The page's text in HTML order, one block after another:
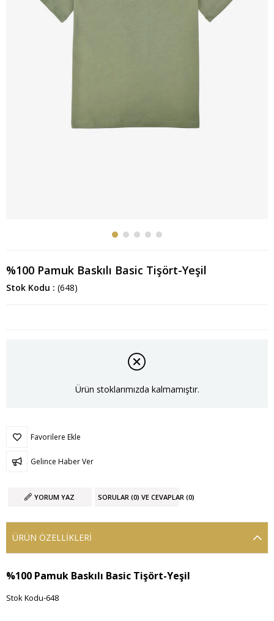
%100 Pamuk Baskılı Basic Tişört-Yeşil
Stok Kodu (648)
Ürün stoklarımızda kalmamıştır.
Favorilere Ekle
Gelince Haber Ver
YORUM YAZ SORULAR (0) VE CEVAPLAR (0)
ÜRÜN ÖZELLIKLERI
%100 Pamuk Baskılı Basic Tişört-Yeşil
Stok Kodu-648